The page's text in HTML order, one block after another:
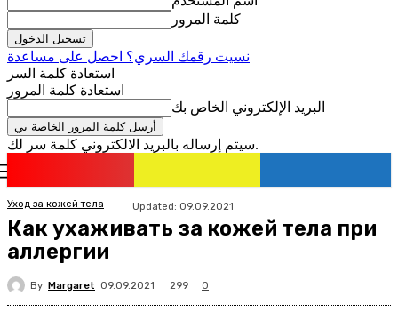
كلمة المرور
نسيت رقمك السري؟ احصل على مساعدة
استعادة كلمة السر
استعادة كلمة المرور
البريد الإلكتروني الخاص بك
سيتم إرساله بالبريد الالكتروني كلمة سر لك.
Уход за кожей тела Updated: 09.09.2021
Как ухаживать за кожей тела при
аллергии
By Margaret 09.09.2021 299 0